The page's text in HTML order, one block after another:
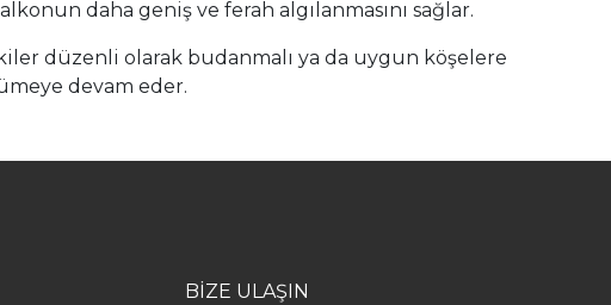
daha geniş ve ferah algılanmasını sağlar.
düzenli olarak budanmalı ya da uygun köşelere
devam eder.
BİZE ULAŞIN